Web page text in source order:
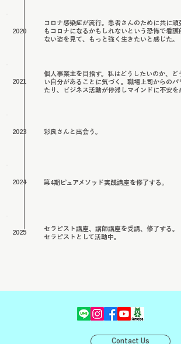
コロナ感染症が流行。患者さんのために共に
もコロナになるかもしれないという恐怖で看護
ない姿を見て、もっと強く生きたいと感じた。
個人事業主を目指す。私はどうしたいのか、ど
い自分があることに気づく。職場上司からの
たり、ビジネス活動が停滞しマインドに不安を
彩良さんと出会う​。
第4期ピュアメソッド実践講座を修了する。
2020
2021
2023
2024
セラピスト講座、講師講座を受講、修了する。
セラピストとして活動中。
2025
Contact Us